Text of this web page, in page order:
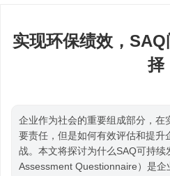
实现环保绩效，
择
企业作为社会的重要组成部分，在
要责任，但是如何有效评估和提升
战。本文将探讨为什么SAQ可持续
Assessment Questionnaire）是企